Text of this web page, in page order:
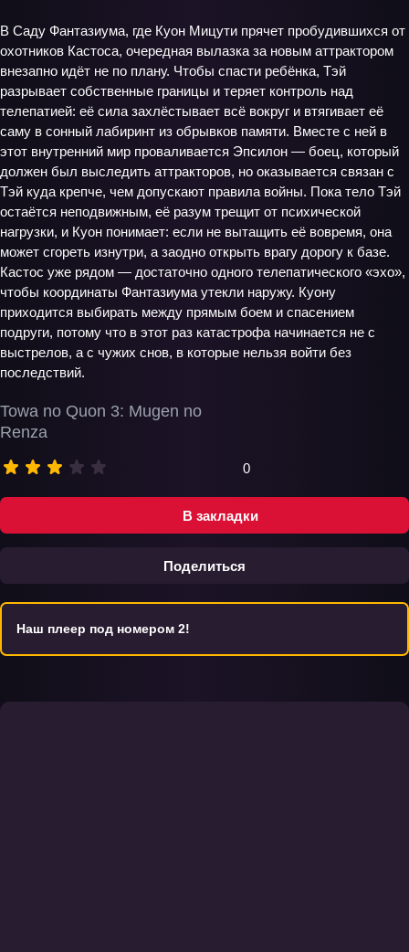
В закладки
Поделиться
Towa no Quon 3: Mugen no
Renza
0
В Саду Фантазиума, где Куон Мицути прячет пробудившихся от
охотников Кастоса, очередная вылазка за новым аттрактором
внезапно идёт не по плану. Чтобы спасти ребёнка, Тэй
разрывает собственные границы и теряет контроль над
телепатией: её сила захлёстывает всё вокруг и втягивает её
саму в сонный лабиринт из обрывков памяти. Вместе с ней в
этот внутренний мир проваливается Эпсилон — боец, который
должен был выследить аттракторов, но оказывается связан с
Тэй куда крепче, чем допускают правила войны. Пока тело Тэй
остаётся неподвижным, её разум трещит от психической
нагрузки, и Куон понимает: если не вытащить её вовремя, она
может сгореть изнутри, а заодно открыть врагу дорогу к базе.
Кастос уже рядом — достаточно одного телепатического «эхо»,
чтобы координаты Фантазиума утекли наружу. Куону
приходится выбирать между прямым боем и спасением
подруги, потому что в этот раз катастрофа начинается не с
выстрелов, а с чужих снов, в которые нельзя войти без
последствий.
Наш плеер под номером 2!